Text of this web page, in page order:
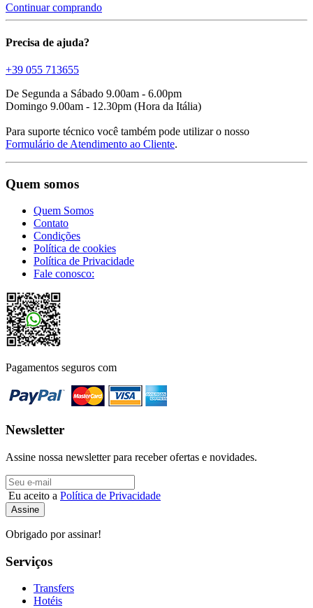
Continuar comprando
Precisa de ajuda?
+39 055 713655
De Segunda a Sábado 9.00am - 6.00pm
Domingo 9.00am - 12.30pm (Hora da Itália)
Para suporte técnico você também pode utilizar o nosso
Formulário de Atendimento ao Cliente.
Quem somos
Quem Somos
Contato
Condições
Política de cookies
Política de Privacidade
Fale conosco:
Pagamentos seguros com
Newsletter
Assine nossa newsletter para receber ofertas e novidades.
Eu aceito a Política de Privacidade
Obrigado por assinar!
Serviços
Transfers
Hotéis